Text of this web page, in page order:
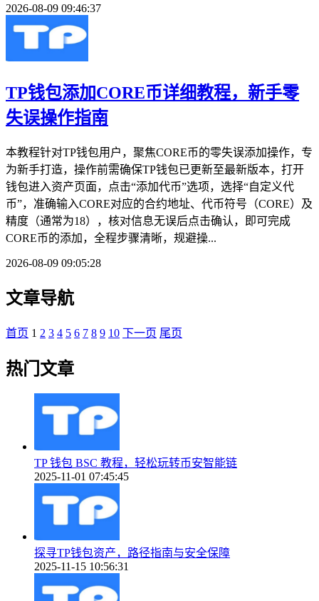
2026-08-09 09:46:37
TP钱包添加CORE币详细教程，新手零
失误操作指南
本教程针对TP钱包用户，聚焦CORE币的零失误添加操作，专
为新手打造，操作前需确保TP钱包已更新至最新版本，打开
钱包进入资产页面，点击“添加代币”选项，选择“自定义代
币”，准确输入CORE对应的合约地址、代币符号（CORE）及
精度（通常为18），核对信息无误后点击确认，即可完成
CORE币的添加，全程步骤清晰，规避操...
2026-08-09 09:05:28
文章导航
首页 1 2 3 4 5 6 7 8 9 10 下一页 尾页
热门文章
TP 钱包 BSC 教程，轻松玩转币安智能链
2025-11-01 07:45:45
探寻TP钱包资产，路径指南与安全保障
2025-11-15 10:56:31